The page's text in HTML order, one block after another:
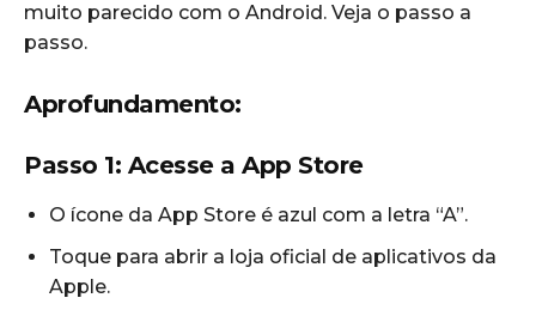
muito parecido com o Android. Veja o passo a
passo.
Aprofundamento:
Passo 1: Acesse a App Store
O ícone da App Store é azul com a letra “A”.
Toque para abrir a loja oficial de aplicativos da
Apple.